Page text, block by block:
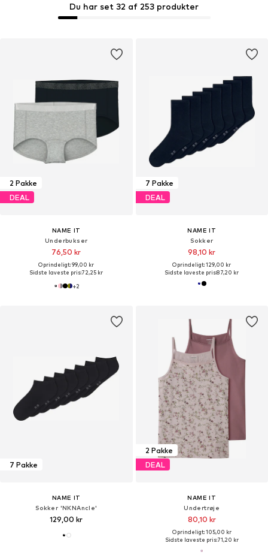
2 Pakke
DEAL
NAME IT
Underbukser
76,50 kr
Oprindeligt: 99,00 kr
Sidste laveste pris:72,25 kr
+2
Du har set 32 af 253 produkter
7 Pakke
DEAL
NAME IT
Sokker
98,10 kr
Oprindeligt: 129,00 kr
Sidste laveste pris:87,20 kr
7 Pakke
NAME IT
Sokker 'NKNAncle'
129,00 kr
2 Pakke
DEAL
NAME IT
Undertrøje
80,10 kr
Oprindeligt: 105,00 kr
Sidste laveste pris:71,20 kr